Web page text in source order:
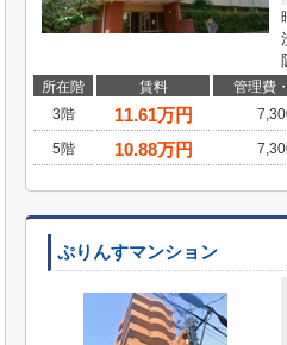
所在階 賃料 管理費
3階
11.61万円
5階
10.88万円
ぷりんすマンション